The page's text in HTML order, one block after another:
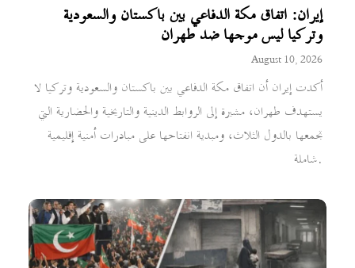
إيران: اتفاق مكة الدفاعي بين باكستان والسعودية
وتركيا ليس موجها ضد طهران
August 10, 2026
أكدت إيران أن اتفاق مكة الدفاعي بين باكستان والسعودية وتركيا لا
يستهدف طهران، مشيرة إلى الروابط الدينية والتاريخية والحضارية التي
تجمعها بالدول الثلاث، ومبدية انفتاحها على مبادرات أمنية إقليمية
شاملة.